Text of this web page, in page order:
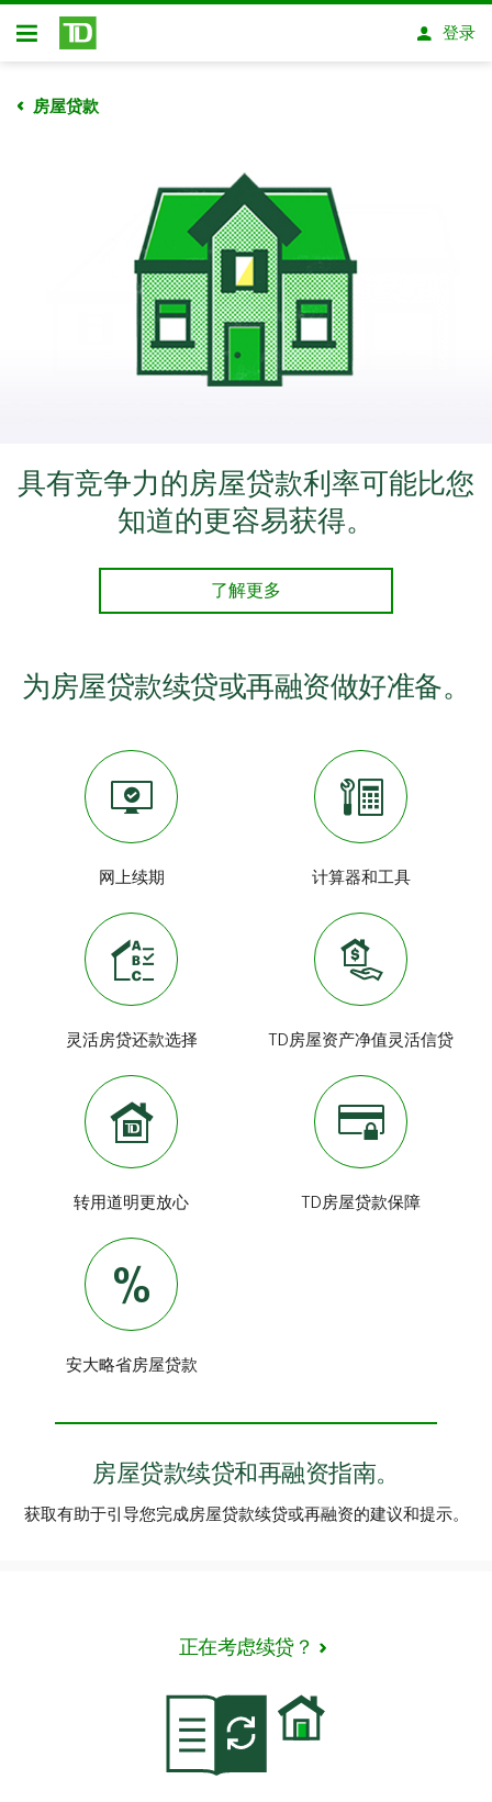
跳转到主要内容
开放式房屋贷款
登录
房屋贷款
具有竞争力的房屋贷款利率可能比您
知道的更容易获得。
了解更多
为房屋贷款续贷或再融资做好准备。
网上续期 计算器和工具
灵活房贷还款选择 TD房屋资产净值 灵活信贷
转用道明更放心 TD房屋贷款保障
安大略省房屋贷款
房屋贷款续贷和再融资指南。
获取有助于引导您完成房屋贷款续贷或再融资的建议和提示。
正在考虑续贷？